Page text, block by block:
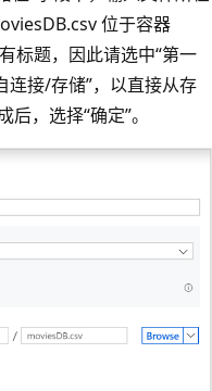
位于容器
标题，因此请选中“第一
连接/存储”，以直接从存
后，选择“确定”。